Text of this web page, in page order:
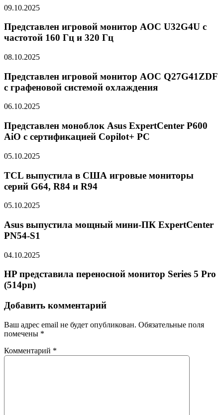
09.10.2025
Представлен игровой монитор AOC U32G4U с
частотой 160 Гц и 320 Гц
08.10.2025
Представлен игровой монитор AOC Q27G41ZDF
с графеновой системой охлаждения
06.10.2025
Представлен моноблок Asus ExpertCenter P600
AiO с сертификацией Copilot+ PC
05.10.2025
TCL выпустила в США игровые мониторы
серий G64, R84 и R94
05.10.2025
Asus выпустила мощный мини-ПК ExpertCenter
PN54-S1
04.10.2025
HP представила переносной монитор Series 5 Pro
(514pn)
Добавить комментарий
Ваш адрес email не будет опубликован. Обязательные поля
помечены *
Комментарий *